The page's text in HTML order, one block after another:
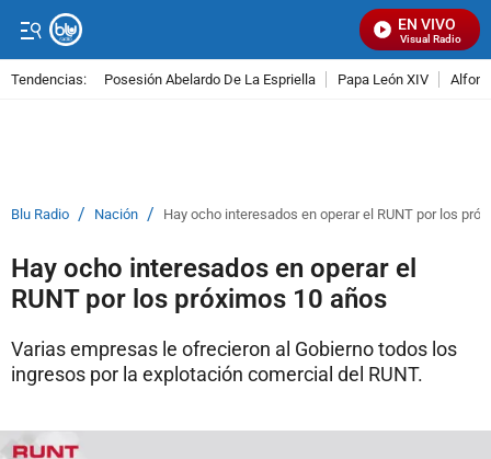
EN VIVO
Señal Visual Radio
Tendencias: Posesión Abelardo De La Espriella Papa León XIV
Blu Radio / Nación / Hay ocho interesados en operar el RUNT por los
Hay ocho interesados en operar el
RUNT por los próximos 10 años
Varias empresas le ofrecieron al Gobierno todos los
ingresos por la explotación comercial del RUNT.